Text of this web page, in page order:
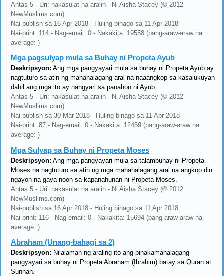
Antas 5 - Uri: nakasulat na aralin - Ni Aisha Stacey (© 2012
NewMuslims.com)
Nai-publish sa 16 Apr 2018 - Huling binago sa 11 Apr 2018
Nai-print: 114 - Nag-email: 0 - Nakakita: 19558 (pang-araw-araw na
average: )
Mga pagsulyap mula sa Buhay ni Propeta Ayub
Deskripsyon: Ang mga pangyayari mula sa buhay ni Propeta Ayub ay
nagtuturo sa atin ng mahahalagang aral na naaangkop sa kasalukuyan
dahil ang mga ito ay nangyari sa panahon ni Ayub.
Antas 5 - Uri: nakasulat na aralin - Ni Aisha Stacey (© 2012
NewMuslims.com)
Nai-publish sa 30 Mar 2018 - Huling binago sa 11 Apr 2018
Nai-print: 87 - Nag-email: 0 - Nakakita: 12459 (pang-araw-araw na
average: )
Mga Sulyap sa Buhay ni Propeta Moses
Deskripsyon: Ang mga pangyayari mula sa talambuhay ni Propeta
Moses na nagtuturo sa atin ng mga mahahalagang aral na angkop din
ngayon na gaya noon sa kapanahunan ni Propeta Moses.
Antas 5 - Uri: nakasulat na aralin - Ni Aisha Stacey (© 2012
NewMuslims.com)
Nai-publish sa 16 Apr 2018 - Huling binago sa 11 Apr 2018
Nai-print: 116 - Nag-email: 0 - Nakakita: 15694 (pang-araw-araw na
average: )
Abraham (Unang-bahagi sa 2)
Deskripsyon: Nilalaman ng araling ito ang pinakamahalagang
pangyayari sa buhay ni Propeta Abraham (Ibrahim) batay sa Quran at
Sunnah.